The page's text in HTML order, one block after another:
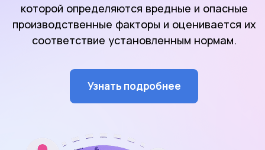
которой определяются вредные и опасные
производственные факторы и оценивается их
соответствие установленным нормам.
Узнать подробнее